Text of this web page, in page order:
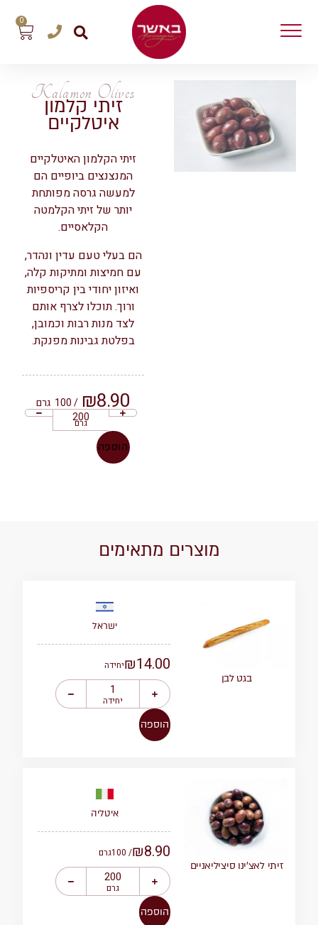
0
Kalamon Olives
זיתי קלמון
איטלקיים
זיתי הקלמון האיטלקיים
המנצנצים ביופיים הם
למעשה גרסה מפותחת
יותר של זיתי הקלמטה
הקלאסיים.
הם בעלי טעם עדין ונהדר,
עם חמיצות ומתיקות קלה,
ואיזון יחודי בין קריספיות
ורוך. תוכלו לצרף אותם
לצד מנות רבות וכמובן,
בפלטת גבינות מפנקת.
₪8.90
/ 100 גרם
גרם
הוספה
מוצרים מתאימים
בגט לבן
ישראל
₪14.00 יחידה
יחידה
הוספה
זיתי לאצ’ינו סיציליאניים
איטליה
₪8.90
/ 100 גרם
גרם
הוספה